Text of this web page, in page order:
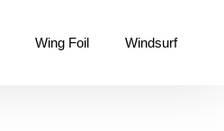
Wing Foil Windsurf